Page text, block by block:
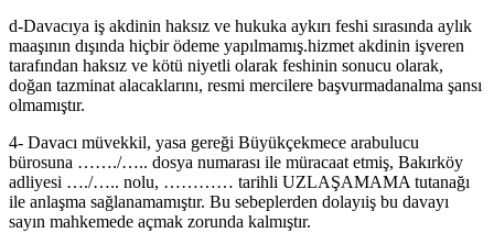
d-Davacıya iş akdinin haksız ve hukuka aykırı feshi sırasında aylık
maaşının dışında hiçbir ödeme yapılmamış.hizmet akdinin işveren
tarafından haksız ve kötü niyetli olarak feshinin sonucu olarak,
doğan tazminat alacaklarını, resmi mercilere başvurmadanalma şansı
olmamıştır.
4- Davacı müvekkil, yasa gereği Büyükçekmece arabulucu
bürosuna ……./….. dosya numarası ile müracaat etmiş, Bakırköy
adliyesi …./….. nolu, ………… tarihli UZLAŞAMAMA tutanağı
ile anlaşma sağlanamamıştır. Bu sebeplerden dolayıiş bu davayı
sayın mahkemede açmak zorunda kalmıştır.